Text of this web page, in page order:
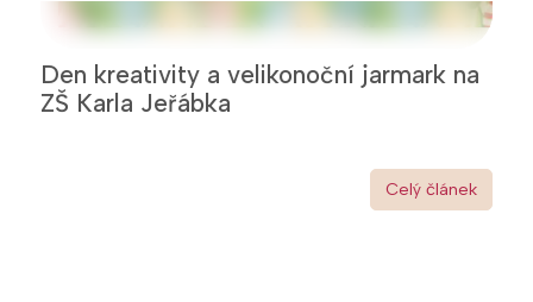
Den kreativity a velikonoční jarmark na
ZŠ Karla Jeřábka
Celý článek